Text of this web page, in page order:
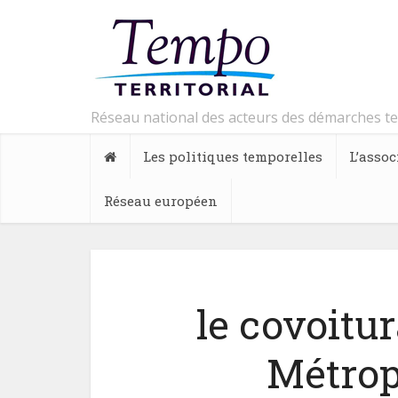
Réseau national des acteurs des démarches
Les politiques temporelles
Réseau européen
le